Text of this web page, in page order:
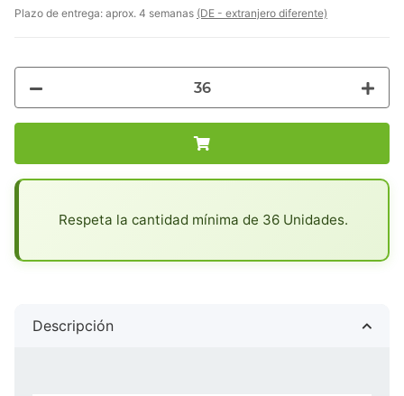
Plazo de entrega: aprox. 4 semanas (DE - extranjero diferente)
Respeta la cantidad mínima de 36 Unidades.
Descripción